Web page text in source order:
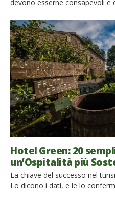
devono esserne consapevoli e
strategie per informare e
riceviamo i nostri ospiti è
che abbiamo intrapreso per
ambientale e ingaggiarli nel […]
Hotel Green: 20
un’Ospitalità più
La chiave del successo nel
Lo dicono i dati, e le lo